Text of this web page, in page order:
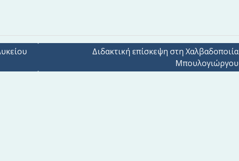
Διδακτική επίσκεψη στη Χαλβαδοποιία
Μπουλογιώργου